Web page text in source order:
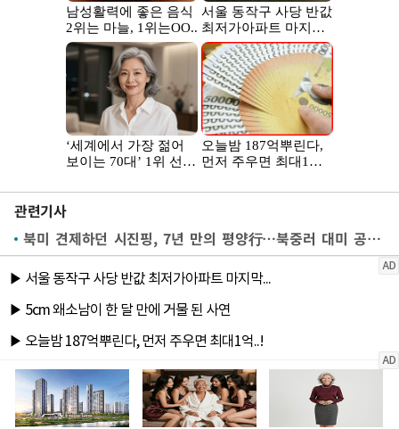
관련기사
북미 견제하던 시진핑, 7년 만의 평양行…북중러 대미 공세 전환?